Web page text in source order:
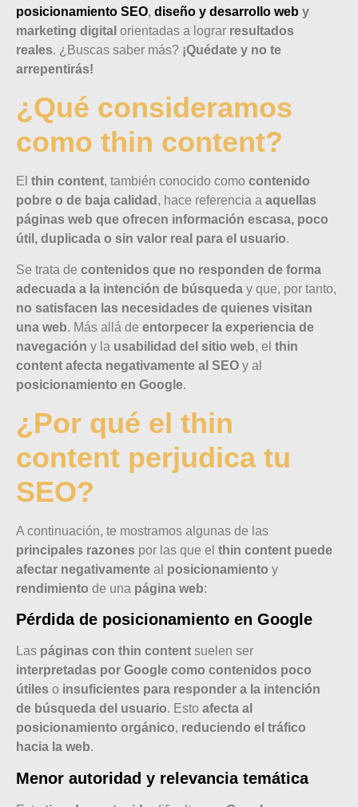
posicionamiento SEO, diseño y desarrollo web y
marketing digital orientadas a lograr resultados
reales. ¿Buscas saber más? ¡Quédate y no te
arrepentirás!
¿Qué consideramos
como thin content?
El thin content, también conocido como contenido
pobre o de baja calidad , hace referencia a aquellas
páginas web que ofrecen información escasa, poco
útil, duplicada o sin valor real para el usuario.
Se trata de contenidos que no responden de forma
adecuada a la intención de búsqueda y que, por tanto,
no satisfacen las necesidades de quienes visitan
una web. Más allá de entorpecer la experiencia de
navegación y la usabilidad del sitio web, el thin
content afecta negativamente al SEO y al
posicionamiento en Google.
¿Por qué el thin
content perjudica tu
SEO?
A continuación, te mostramos algunas de las
principales razones por las que el thin content puede
afectar negativamente al posicionamiento y
rendimiento de una página web:
Pérdida de posicionamiento en Google
Las páginas con thin content suelen ser
interpretadas por Google como contenidos poco
útiles o insuficientes para responder a la intención
de búsqueda del usuario. Esto afecta al
posicionamiento orgánico, reduciendo el tráfico
hacia la web.
Menor autoridad y relevancia temática